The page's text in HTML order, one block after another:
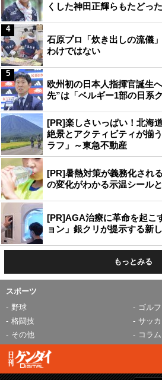
くした神田正輝らもたどっ
石原プロ「炊き出しの流儀
わけではない
4
欧州初の日本人指揮官誕生
先”は「ベルギー1部の日系
5
[PR]楽しさいっぱい！北海
絶景とアクティビティが揃
ラフ」～東急不動産
[PR]暑熱対策が義務化され
の変化がわかる示温シール
[PR]AGA治療に革命を起こ
ョン」銀クリが提示する新
もっとみる
スポーツ
野球
ゴルフ
格闘技
サッ
その他
コラム